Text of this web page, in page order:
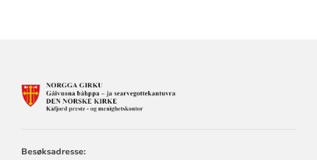
Besøksadresse: